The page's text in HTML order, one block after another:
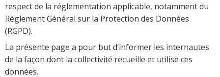
respect de la réglementation applicable, notamment du
Règlement Général sur la Protection des Données
(RGPD).
La présente page a pour but d’informer les internautes
de la façon dont la collectivité recueille et utilise ces
données.